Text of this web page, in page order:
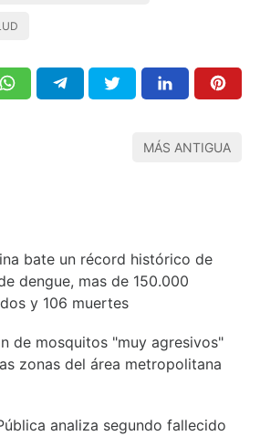
MÁS ANTIGUA
bate un récord histórico de
dengue, mas de 150.000
y 106 muertes
de mosquitos "muy agresivos"
zonas del área metropolitana
analiza segundo fallecido